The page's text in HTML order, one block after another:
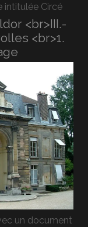
intitulée Circé
<br>III.-
<br>1.
un document